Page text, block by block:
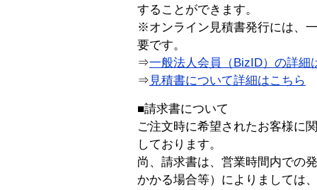
することができます。
※オンライン見積書発行には、
要です。
⇒一般法人会員（BizID）の詳細
⇒ 見積書について詳細はこちら
■請求書について
ご注文時に希望されたお客様に
しております。
尚、請求書は、営業時間内での
かかる場合等）によりましては